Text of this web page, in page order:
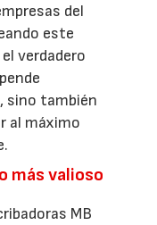
del
este
verdadero
sino también
al máximo
más valioso
MB